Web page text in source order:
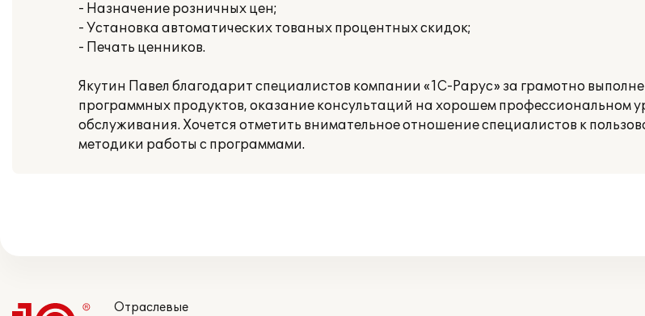
- Назначение розничных цен;
- Установка автоматических тованых процентных скидок;
- Печать ценников.
Якутин Павел благодарит специалистов компании «1С-Рарус» за грамотно
программных продуктов, оказание консультаций на хорошем профессиональном
обслуживания. Хочется отметить внимательное отношение специалистов к
методики работы с программами.
Отраслевые